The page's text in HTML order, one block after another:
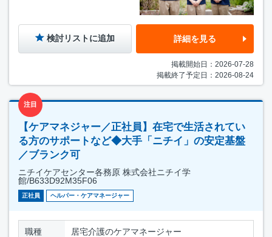
検討リストに追加 詳細を見る
掲載開始日：2026-07-28
掲載終了予定日：2026-08-24
注目
【ケアマネジャー／正社員】在宅で生活されてい
る方のサポートなど◆大手「ニチイ」の安定基盤
／ブランク可
ニチイケアセンター各務原 株式会社ニチイ学
館/B633D92M35F06
正社員 ヘルパー・ケアマネージャー
職種 居宅介護のケアマネージャー